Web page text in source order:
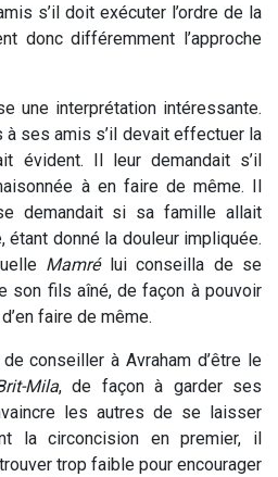
s’il doit exécuter l’ordre de la
donc différemment l’approche
une interprétation intéressante.
à ses amis s’il devait effectuer la
évident. Il leur demandait s’il
à en faire de même. Il
demandait si sa famille allait
donné la douleur impliquée.
Mamrélui conseilla de se
son fils aîné, de façon à pouvoir
faire de même.
conseiller à Avraham d’être le
Mila, de façon à garder ses
les autres de se laisser
la circoncision en premier, il
trop faible pour encourager